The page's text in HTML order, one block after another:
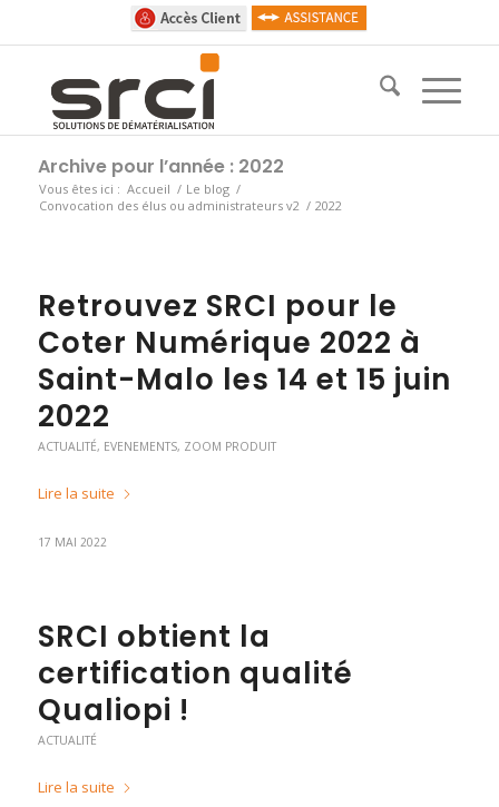
Archive pour l’année : 2022
Vous êtes ici : Accueil / Le blog /
Convocation des élus ou administrateurs v2 / 2022
Retrouvez SRCI pour le
Coter Numérique 2022 à
Saint-Malo les 14 et 15 juin
2022
ACTUALITÉ, EVENEMENTS, ZOOM PRODUIT
Lire la suite
17 MAI 2022
SRCI obtient la
certification qualité
Qualiopi !
ACTUALITÉ
Lire la suite